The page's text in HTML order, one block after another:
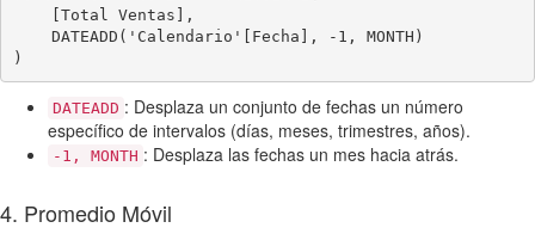
)
DATEADD : Desplaza un conjunto de fechas un número
específico de intervalos (días, meses, trimestres, años).
-1, MONTH : Desplaza las fechas un mes hacia atrás.
4. Promedio Móvil